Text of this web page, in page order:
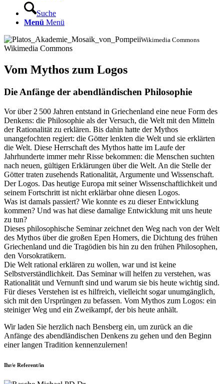
Suche
Menü Menü
Wikimedia Commons
Wikimedia Commons
Vom Mythos zum Logos
Die Anfänge der abendländischen Philosophie
Vor über 2 500 Jahren entstand in Griechenland eine neue Form des
Denkens: die Philosophie als der Versuch, die Welt mit den Mitteln
der Rationalität zu erklären. Bis dahin hatte der Mythos
unangefochten regiert: die Götter lenkten die Welt und sie erklärten
die Welt. Diese Herrschaft des Mythos hatte im Laufe der
Jahrhunderte immer mehr Risse bekommen: die Menschen suchten
nach neuen, gültigen Erklärungen über die Welt. An die Stelle der
Götter traten zusehends Rationalität, Argumente und Wissenschaft.
Der Logos. Das heutige Europa mit seiner Wissenschaftlichkeit und
seinem Fortschritt ist nicht erklärbar ohne diesen Logos.
Was ist damals passiert? Wie konnte es zu dieser Entwicklung
kommen? Und was hat diese damalige Entwicklung mit uns heute
zu tun?
Dieses philosophische Seminar zeichnet den Weg nach von der Welt
des Mythos über die großen Epen Homers, die Dichtung des frühen
Griechenland und die Tragödien bis hin zu den frühen Philosophen,
den Vorsokratikern.
Die Welt rational erklären zu wollen, war und ist keine
Selbstverständlichkeit. Das Seminar will helfen zu verstehen, was
Rationalität und Vernunft sind und warum sie bis heute wichtig sind.
Für dieses Verstehen ist es hilfreich, vielleicht sogar unumgänglich,
sich mit den Ursprüngen zu befassen. Vom Mythos zum Logos: ein
steiniger Weg und ein Zweikampf, der bis heute anhält.
Wir laden Sie herzlich nach Bensberg ein, um zurück an die
Anfänge des abendländischen Denkens zu gehen und den Beginn
einer langen Tradition kennenzulernen!
Ihr/e Referent/in